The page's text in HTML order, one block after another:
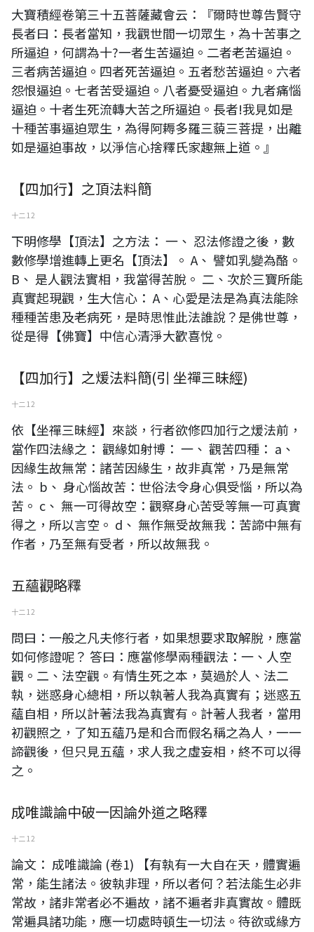
大寶積經卷第三十五菩薩藏會云：『爾時世尊告賢守
長者曰：長者當知，我觀世間一切眾生，為十苦事之
所逼迫，何謂為十?一者生苦逼迫。二者老苦逼迫。
三者病苦逼迫。四者死苦逼迫。五者愁苦逼迫。六者
怨恨逼迫。七者苦受逼迫。八者憂受逼迫。九者痛惱
逼迫。十者生死流轉大苦之所逼迫。長者!我見如是
十種苦事逼迫眾生，為得阿耨多羅三藐三菩提，出離
如是逼迫事故，以淨信心捨釋氏家趣無上道。』
【四加行】之頂法料簡
十二 12
下明修學【頂法】之方法： 一、 忍法修證之後，數
數修學增進轉上更名【頂法】。 A、 譬如乳變為酪。
B、 是人觀法實相，我當得苦脫。 二、次於三寶所能
真實起現觀，生大信心： A、心愛是法是為真法能除
種種苦患及老病死，是時思惟此法誰說？是佛世尊，
從是得【佛寶】中信心清淨大歡喜悅。
【四加行】之煖法料簡(引 坐禪三昧經)
十二 12
依【坐禪三昧經】來談，行者欲修四加行之煖法前，
當作四法緣之： 觀緣如射博： 一、 觀苦四種： a、
因緣生故無常：諸苦因緣生，故非真常，乃是無常
法。 b、 身心惱故苦：世俗法令身心俱受惱，所以為
苦。 c、 無一可得故空：觀察身心苦受等無一可真實
得之，所以言空。 d、 無作無受故無我：苦諦中無有
作者，乃至無有受者，所以故無我。
五蘊觀略釋
十二 12
問曰：一般之凡夫修行者，如果想要求取解脫，應當
如何修證呢？ 答曰：應當修學兩種觀法：一、人空
觀。二、法空觀。有情生死之本，莫過於人、法二
執，迷惑身心總相，所以執著人我為真實有；迷惑五
蘊自相，所以計著法我為真實有。計著人我者，當用
初觀照之，了知五蘊乃是和合而假名稱之為人，一一
諦觀後，但只見五蘊，求人我之虛妄相，終不可以得
之。
成唯識論中破一因論外道之略釋
十二 12
論文： 成唯識論 (卷1) 【有執有一大自在天，體實遍
常，能生諸法。彼執非理，所以者何？若法能生必非
常故，諸非常者必不遍故，諸不遍者非真實故。體既
常遍具諸功能，應一切處時頓生一切法。待欲或緣方